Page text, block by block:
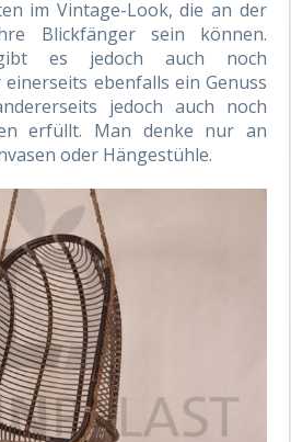
im Vintage-Look, die an der
Blickfänger sein können.
es jedoch auch noch
ebenfalls ein Genuss
jedoch auch noch
erfüllt. Man denke nur an
oder Hängestühle.